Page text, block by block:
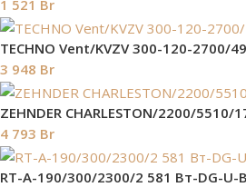
1 521 Br
TECHNO Vent/KVZV 300-120-2700/
3 948 Br
ZEHNDER CHARLESTON/2200/
4 793 Br
RT-A-190/300/2300/2 581 Вт-DG-U-